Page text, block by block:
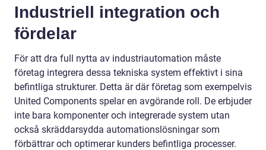
Industriell integration och
fördelar
För att dra full nytta av industriautomation måste
företag integrera dessa tekniska system effektivt i sina
befintliga strukturer. Detta är där företag som exempelvis
United Components spelar en avgörande roll. De erbjuder
inte bara komponenter och integrerade system utan
också skräddarsydda automationslösningar som
förbättrar och optimerar kunders befintliga processer.